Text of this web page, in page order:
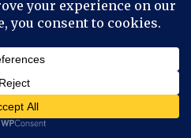
Main Game
Website
Bisa